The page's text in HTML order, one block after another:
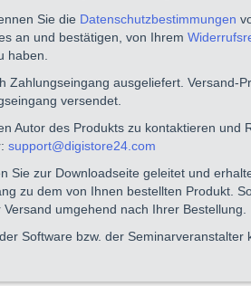
Sie die Datenschutzbestimmungen
an und bestätigen, von Ihrem
haben.
Zahlungseingang ausgeliefert. Versand-
versendet.
Autor des Produkts zu kontaktieren und
support@digistore24.com
Sie zur Downloadseite geleitet und
zu dem von Ihnen bestellten Produkt.
umgehend nach Ihrer Bestellung.
Software bzw. der Seminarveranstalter